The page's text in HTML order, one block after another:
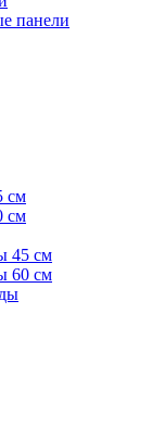
панели
см
см
45 см
60 см